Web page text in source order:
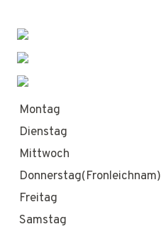
Montag
Dienstag
Mittwoch
Donnerstag(Fronleichnam)
Freitag
Samstag